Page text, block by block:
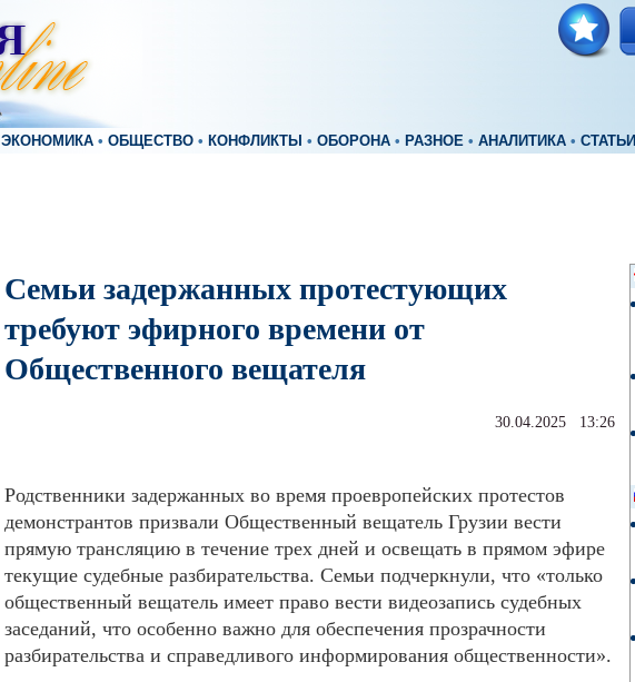
ЭКОНОМИКА • ОБЩЕСТВО • КОНФЛИКТЫ • ОБОРОНА • РАЗНОЕ • АНАЛИТИКА • СТАТЬИ
Семьи задержанных протестующих
требуют эфирного времени от
Общественного вещателя
30.04.2025 13:26
Родственники задержанных во время проевропейских протестов
демонстрантов призвали Общественный вещатель Грузии вести
прямую трансляцию в течение трех дней и освещать в прямом эфире
текущие судебные разбирательства. Семьи подчеркнули, что «только
общественный вещатель имеет право вести видеозапись судебных
заседаний, что особенно важно для обеспечения прозрачности
разбирательства и справедливого информирования общественности».